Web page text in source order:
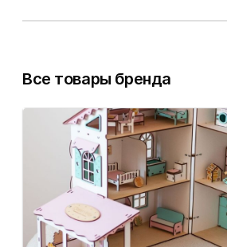
Все товары бренда